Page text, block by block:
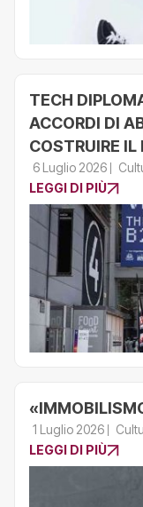
TECH
ACCORDI DI
COSTRUIRE IL
6 Luglio 2026
LEGGI DI PIÙ
1 Luglio 2026
LEGGI DI PIÙ